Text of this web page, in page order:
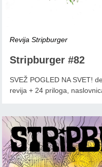
Revija Stripburger
Stripburger #82
SVEŽ POGLED NA SVET!
revija + 24 priloga,